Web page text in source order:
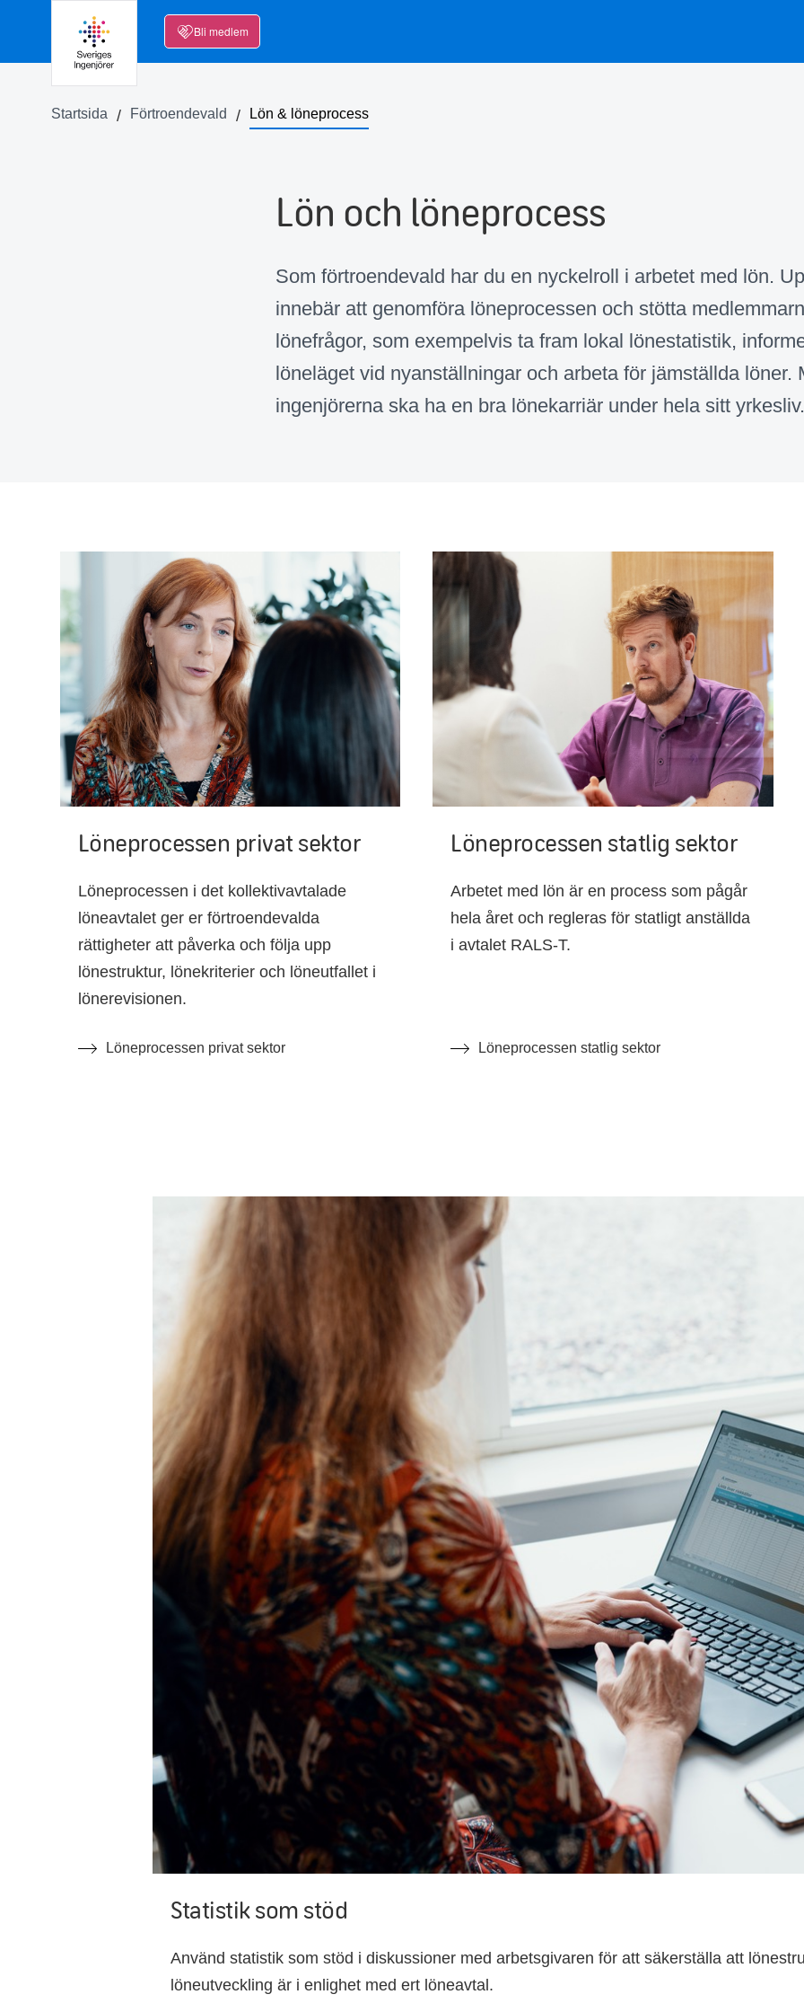
Bli medlem
Startsida Förtroendevald Lön & löneprocess
Lön och löneprocess
Som förtroendevald har du en nyckelroll i arbetet med lön.
innebär att genomföra löneprocessen och stötta
lönefrågor, som exempelvis ta fram lokal lönestatistik,
löneläget vid nyanställningar och arbeta för jämställda löner.
ingenjörerna ska ha en bra lönekarriär under hela sitt yrkesliv.
Löneprocessen privat sektor
Löneprocessen i det kollektivavtalade
löneavtalet ger er förtroendevalda
rättigheter att påverka och följa upp
lönestruktur, lönekriterier och löneutfallet i
lönerevisionen.
Löneprocessen privat sektor
Löneprocessen statlig sektor
Arbetet med lön är en process som pågår
hela året och regleras för statligt anställda
i avtalet RALS-T.
Löneprocessen statlig sektor
Statistik som stöd
Använd statistik som stöd i diskussioner med arbetsgivaren för att säkerställa att
löneutveckling är i enlighet med ert löneavtal.